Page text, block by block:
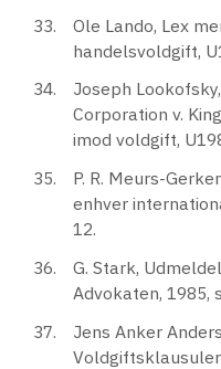
Ole Lando, Lex
handelsvoldgift,
Joseph
Corporation v.
imod voldgift,
P. R. Meurs-
enhver
12.
G. Stark,
Advokaten, 1985,
Jens Anker